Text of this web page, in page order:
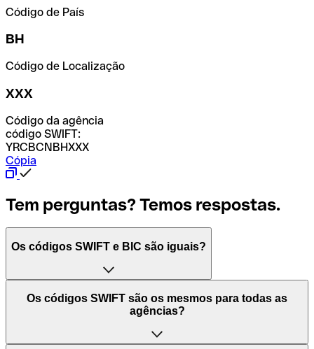
Código de País
BH
Código de Localização
XXX
Código da agência
código SWIFT:
YRCBCNBHXXX
Cópia
Tem perguntas? Temos respostas.
Os códigos SWIFT e BIC são iguais?
O acrónimo SWIFT significa "Society for Worldwide
Interbank Financial Telecommunication (Sociedade para
Mundiais)". Trata-se de uma rede mundial onde se
Os códigos SWIFT são os mesmos para todas as
agências?